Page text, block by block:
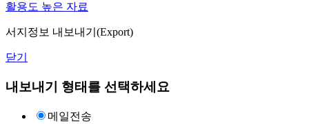
활용도 높은 자료
서지정보 내보내기(Export)
닫기
내보내기 형태를 선택하세요
메일전송